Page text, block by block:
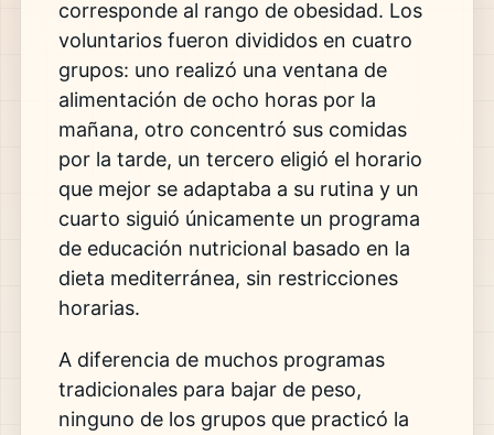
corresponde al rango de obesidad. Los
voluntarios fueron divididos en cuatro
grupos: uno realizó una ventana de
alimentación de ocho horas por la
mañana, otro concentró sus comidas
por la tarde, un tercero eligió el horario
que mejor se adaptaba a su rutina y un
cuarto siguió únicamente un programa
de educación nutricional basado en la
dieta mediterránea, sin restricciones
horarias.
A diferencia de muchos programas
tradicionales para bajar de peso,
ninguno de los grupos que practicó la